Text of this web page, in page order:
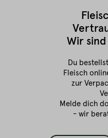
Wir
Du
Fleisch
zur
Melde dich
- wir